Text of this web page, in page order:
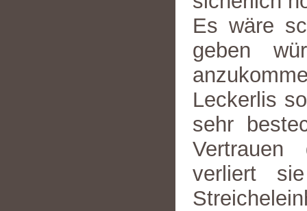
Es wäre
geben
Leckerlis
sehr
Vertrauen
verliert